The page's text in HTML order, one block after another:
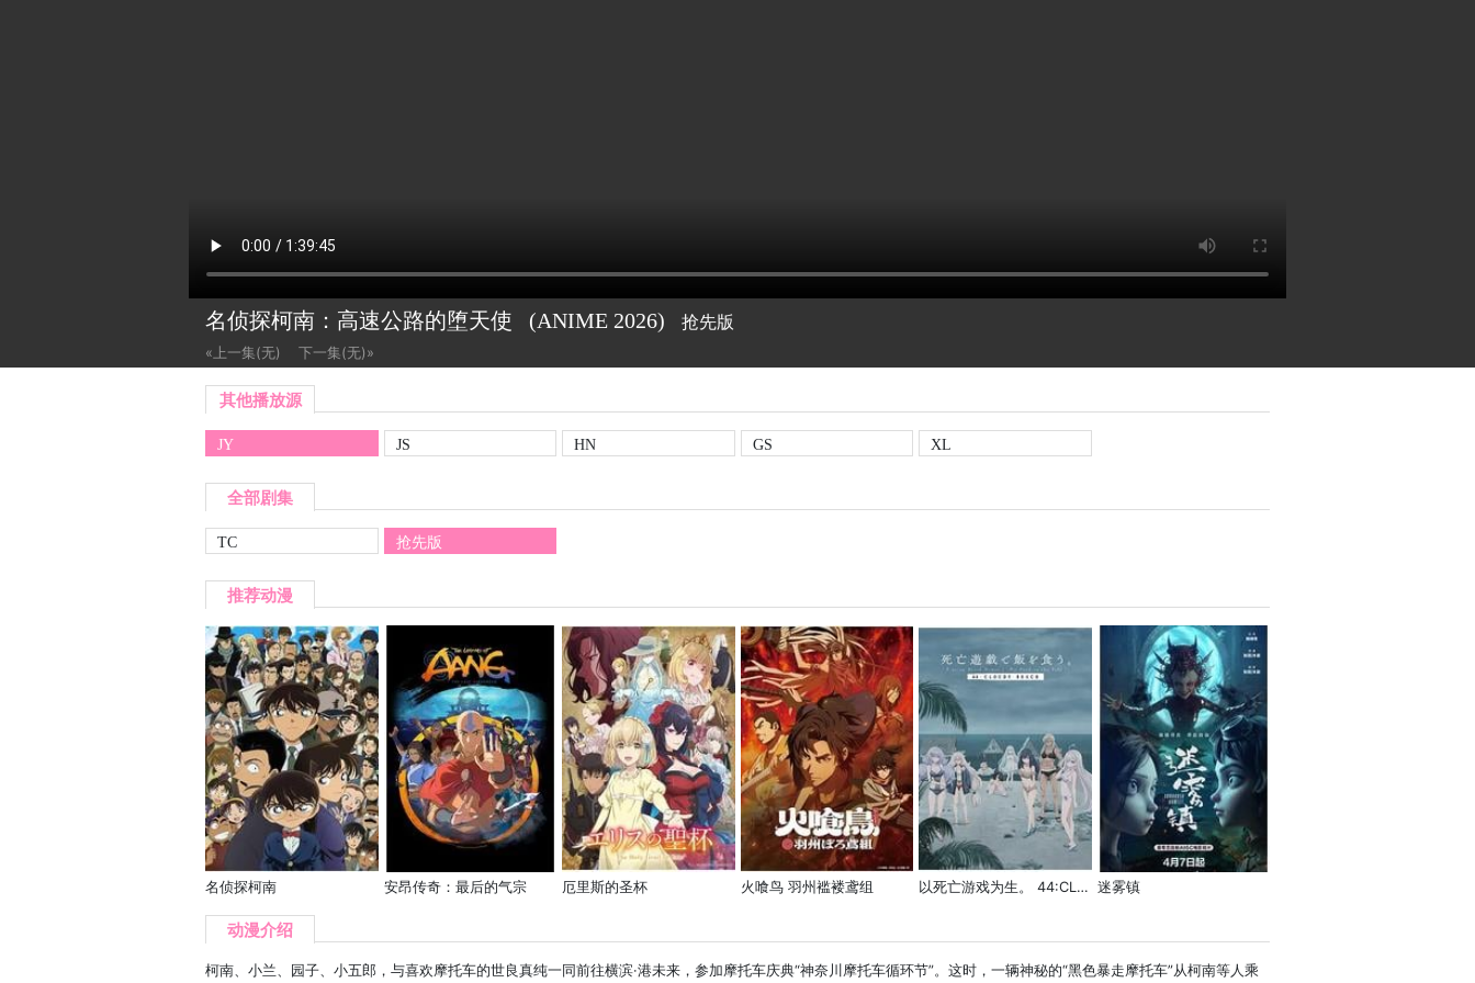
名侦探柯南：高速公路的堕天使 (ANIME 2026) 抢先版
«上一集(无) 下一集(无)»
其他播放源
JY JS HN GS XL
全部剧集
TC 抢先版
推荐动漫
名侦探柯南 安昂传奇：最后的气宗 厄里斯的圣杯 火喰鸟 羽州褴褛鸢组 以死亡游戏为生。 44:CLOUDY BEACH 迷雾镇
动漫介绍
柯南、小兰、园子、小五郎，与喜欢摩托车的世良真纯一同前往横滨·港未来，参加摩托车庆典“神奈川摩托车循环节”。这时，一辆神秘的“黑色暴走摩托车”从柯南等人乘